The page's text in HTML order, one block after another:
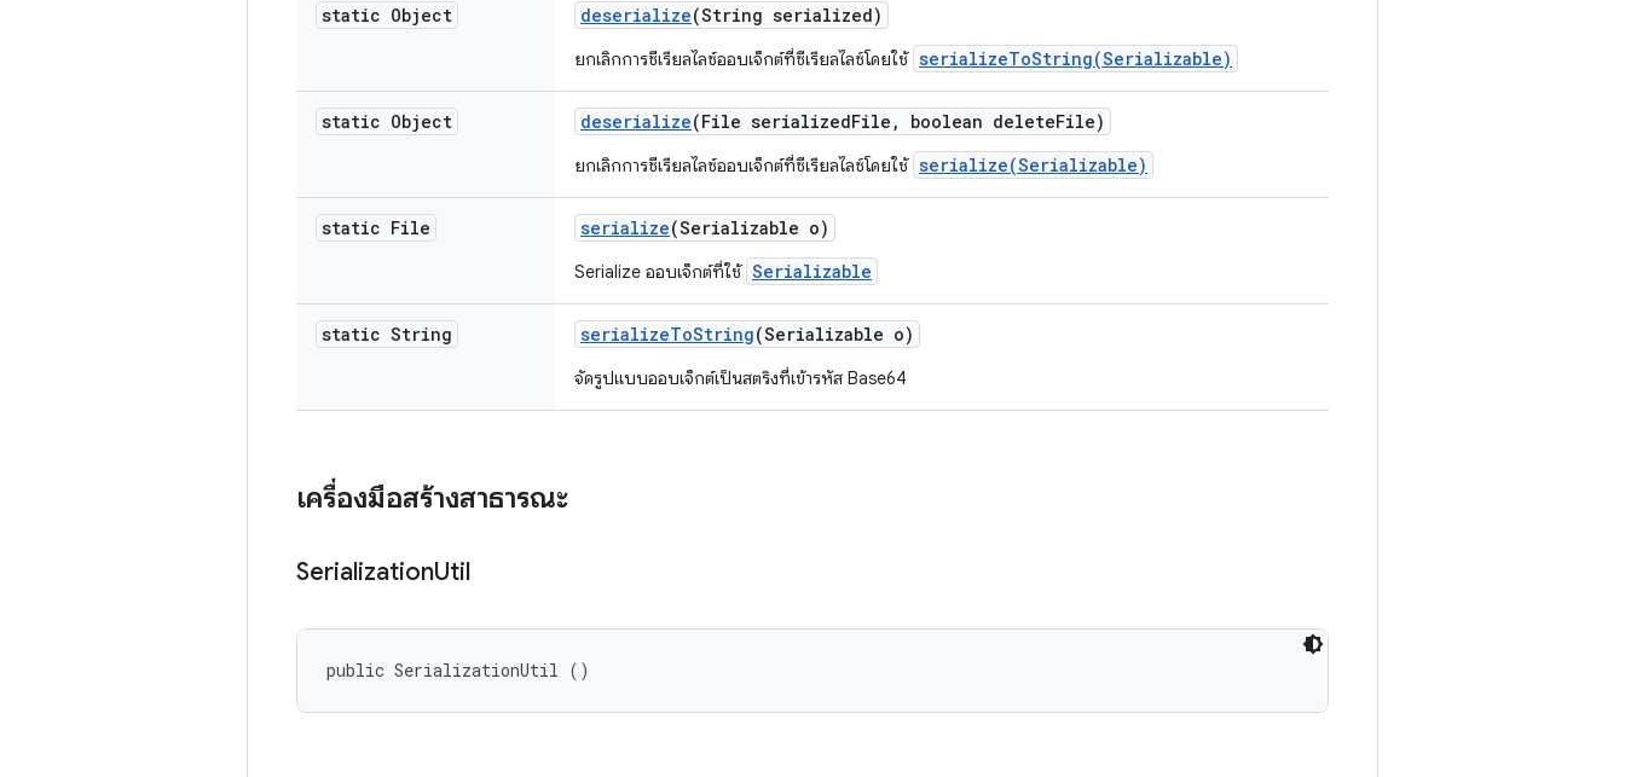
static Object deserialize(String serialized)
ยกเลิกการซีเรียลไลซ์ออบเจ็กต์ที่ซีเรียลไลซ์โดยใช้ serializeToString(Serializable)
static Object deserialize(File serializedFile , boolean deleteFile)
ยกเลิกการซีเรียลไลซ์ออบเจ็กต์ที่ซีเรียลไลซ์โดยใช้ serialize(Serializable)
static File serialize(Serializable o)
Serialize ออบเจ็กต์ที่ใช้ Serializable
static String serializeToString(Serializable o)
จัดรูปแบบออบเจ็กต์เป็นสตริงที่เข้ารหัส Base64
เครื่องมือสร้างสาธารณะ
SerializationUtil
public SerializationUtil ()